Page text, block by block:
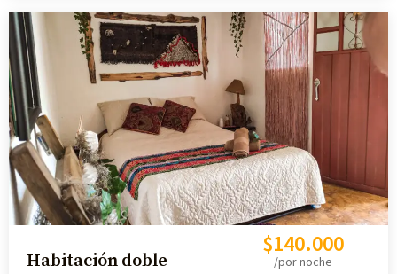
Habitación doble
$140.000
/por noche